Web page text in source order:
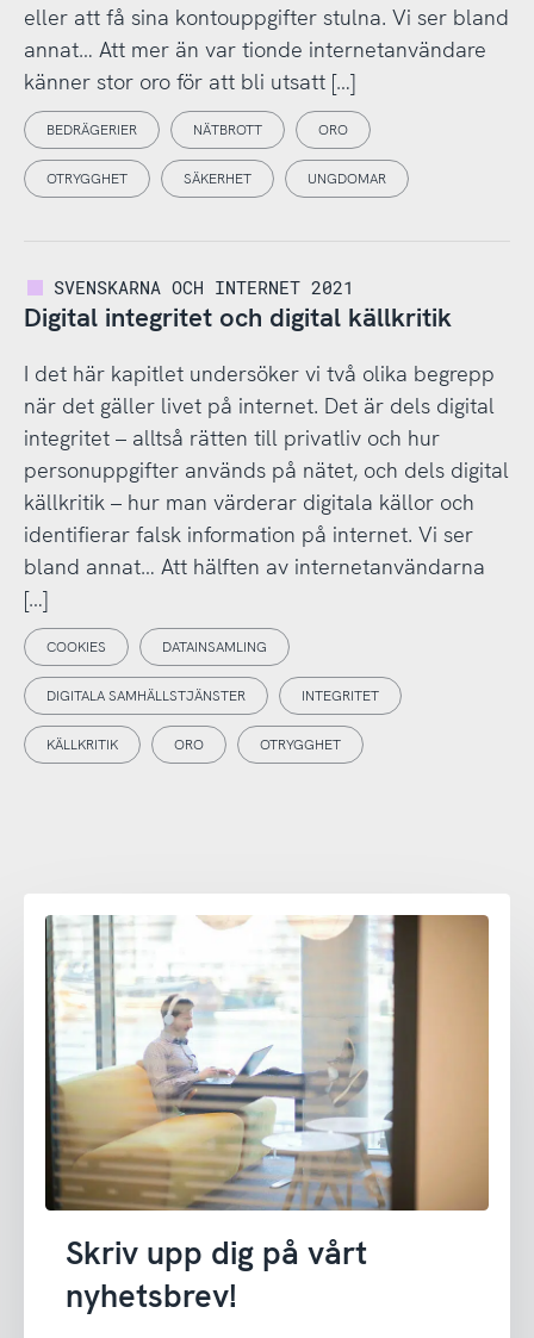
eller att få sina kontouppgifter stulna. Vi ser bland
annat… Att mer än var tionde internetanvändare
känner stor oro för att bli utsatt […]
BEDRÄGERIER NÄTBROTT ORO
OTRYGGHET SÄKERHET UNGDOMAR
SVENSKARNA OCH INTERNET 2021
Digital integritet och digital källkritik
I det här kapitlet undersöker vi två olika begrepp
när det gäller livet på internet. Det är dels digital
integritet – alltså rätten till privatliv och hur
personuppgifter används på nätet, och dels digital
källkritik – hur man värderar digitala källor och
identifierar falsk information på internet. Vi ser
bland annat… Att hälften av internetanvändarna
[…]
COOKIES DATAINSAMLING
DIGITALA SAMHÄLLSTJÄNSTER INTEGRITET
KÄLLKRITIK ORO OTRYGGHET
Skriv upp dig på vårt
nyhetsbrev!